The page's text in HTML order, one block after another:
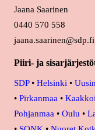
Jaana Saarinen
0440 570 558
jaana.saarinen@sdp.fi
Piiri- ja
SDP• Helsinki •
• Pirkanmaa •
Pohjanmaa • Oulu •